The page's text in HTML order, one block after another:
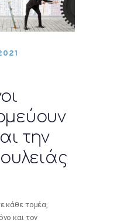
την
κάθε τομέα,
και τον